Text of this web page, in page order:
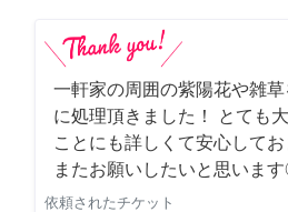
一軒家の周囲の紫陽花や雑
に処理頂きました！ とても
ことにも詳しくて安心してお
またお願いしたいと思いま
依頼されたチケット